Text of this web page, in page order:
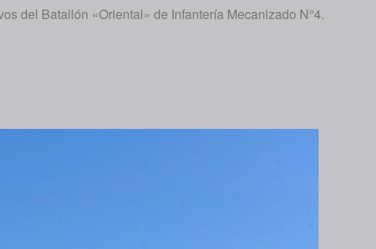
del Batallón «Oriental» de Infantería Mecanizado N°4.